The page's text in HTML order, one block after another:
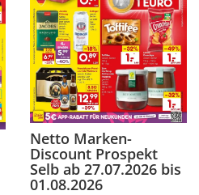
Netto Marken-
Discount Prospekt
Selb ab 27.07.2026 bis
01.08.2026